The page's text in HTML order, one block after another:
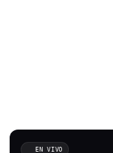
EN VIVO